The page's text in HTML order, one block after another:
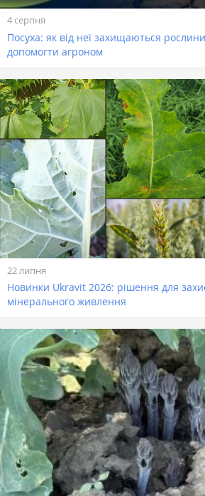
4 серпня
Посуха: як від неї захищаються
допомогти агроном
22 липня
Новинки Ukravit 2026: рішення для
мінерального живлення